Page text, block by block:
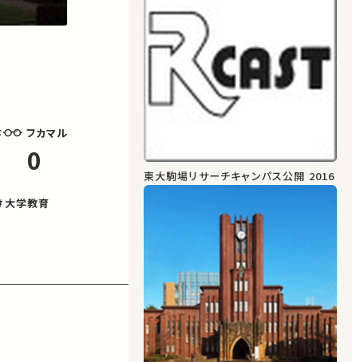
フカマル
0
大学教育
東大駒場リサーチキャンパス公開 2016